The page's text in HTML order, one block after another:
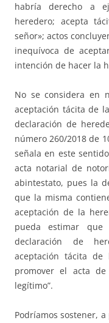
habría derecho a
heredero; acepta
señor»; actos
inequívoca de
intención de hacer la
No se considera en
aceptación tácita de
declaración de
número 260/2018 de
señala en este
acta notarial de
abintestato, pues la
que la misma
aceptación de la
pueda estimar
declaración de
aceptación tácita de
promover el acta
legítimo”.
Podríamos sostener,